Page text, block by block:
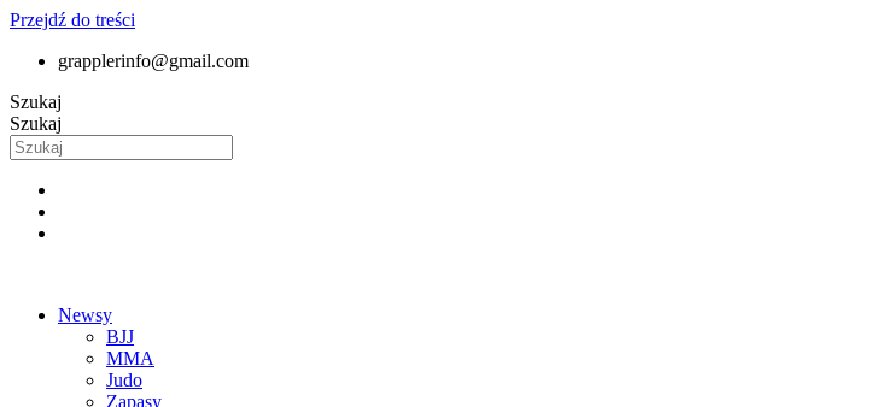
Przejdź do treści
grapplerinfo@gmail.com
Szukaj
Szukaj
Newsy
BJJ
MMA
Judo
Zapasy